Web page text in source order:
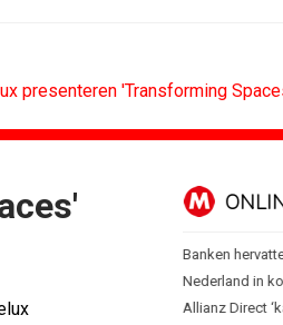
presenteren 'Transforming
voor Ster...
Banken
Nederland in
Allianz Direct